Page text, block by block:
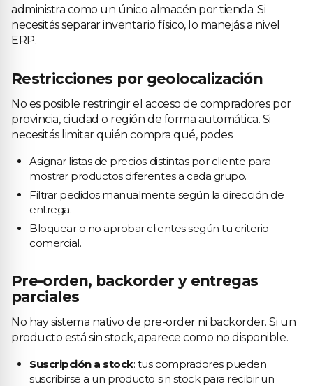
administra como un único almacén por tienda. Si
necesitás separar inventario físico, lo manejás a nivel
ERP.
Restricciones por geolocalización
No es posible restringir el acceso de compradores por
provincia, ciudad o región de forma automática. Si
necesitás limitar quién compra qué, podes:
Asignar listas de precios distintas por cliente para
mostrar productos diferentes a cada grupo.
Filtrar pedidos manualmente según la dirección de
entrega.
Bloquear o no aprobar clientes según tu criterio
comercial.
Pre-orden, backorder y entregas
parciales
No hay sistema nativo de pre-order ni backorder. Si un
producto está sin stock, aparece como no disponible.
Suscripción a stock: tus compradores pueden
suscribirse a un producto sin stock para recibir un